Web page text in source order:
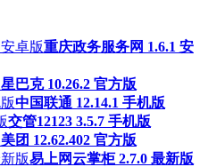
重庆政务服务网 1.6.1 安
星巴克 10.26.2 官方版
中国联通 12.14.1 手机版
交管12123 3.5.7 手机版
美团 12.62.402 官方版
易上网云掌柜 2.7.0 最新版